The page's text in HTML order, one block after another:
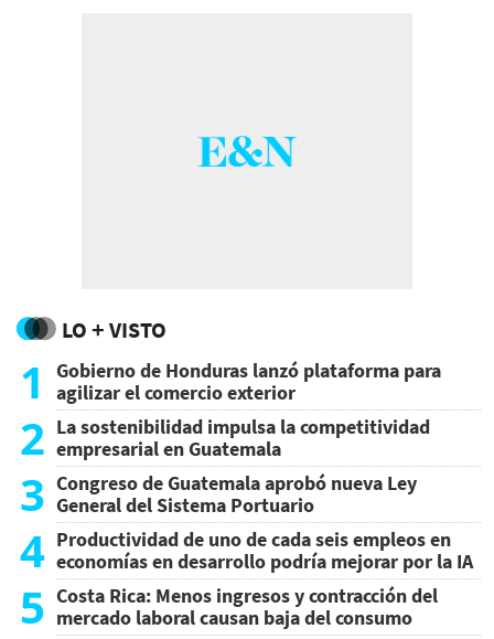
LO + VISTO
1
Gobierno de Honduras lanzó plataforma para
agilizar el comercio exterior
2 La sostenibilidad impulsa la competitividad
empresarial en Guatemala
3 Congreso de Guatemala aprobó nueva Ley
General del Sistema Portuario
4 Productividad de uno de cada seis empleos en
economías en desarrollo podría mejorar por la IA
5 Costa Rica: Menos ingresos y contracción del
mercado laboral causan baja del consumo